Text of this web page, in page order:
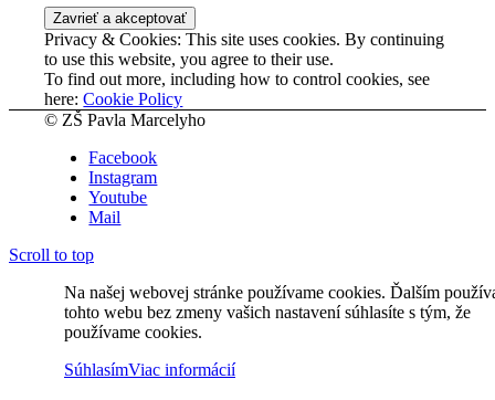
Privacy & Cookies: This site uses cookies. By continuing
to use this website, you agree to their use.
To find out more, including how to control cookies, see
here:Cookie Policy
© ZŠ Pavla Marcelyho
Facebook
Instagram
Youtube
Mail
Scroll to top
Na našej webovej stránke používame cookies. Ďalším
tohto webu bez zmeny vašich nastavení súhlasíte s tým, že
používame cookies.
SúhlasímViac informácií